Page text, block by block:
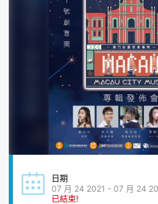
日期
07 月 24 2021 - 07 月 24
已結束!